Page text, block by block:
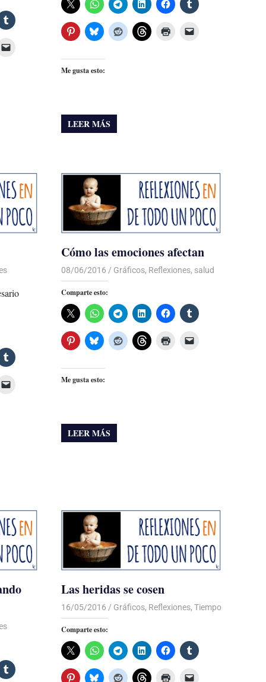
Me gusta esto:
LEER MÁS
Cómo las emociones afectan
08/06/2016 Luis Castellanos
Gráficos, Reflexiones, salud
Comparte esto:
Me gusta esto:
LEER MÁS
Las heridas se cosen
16/05/2016 Luis Castellanos
Gráficos, Reflexiones, Tiempo
Comparte esto: